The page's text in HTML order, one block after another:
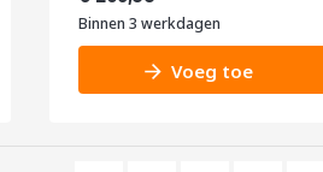
Binnen 3 werkdagen
Voeg toe